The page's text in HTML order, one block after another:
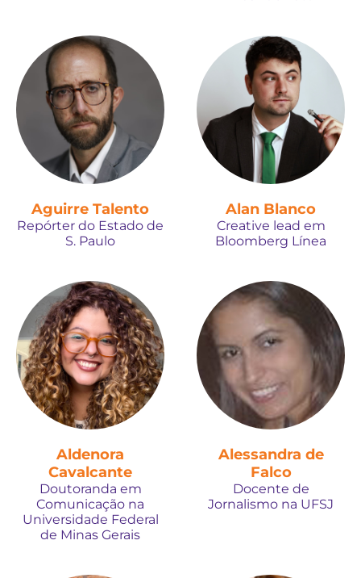
Aguirre Talento
Repórter do Estado de
S. Paulo
Alan Blanco
Creative lead em
Bloomberg Línea
Aldenora
Cavalcante
Doutoranda em
Comunicação na
Universidade Federal
de Minas Gerais
Alessandra de
Falco
Docente de
Jornalismo na UFSJ